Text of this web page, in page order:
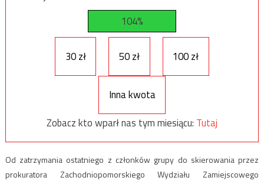
104%
30 zł 50 zł 100 zł
Inna kwota
Zobacz kto wparł nas tym miesiącu: Tutaj
Od zatrzymania ostatniego z członków grupy do skierowania przez
prokuratora Zachodniopomorskiego Wydziału Zamiejscowego